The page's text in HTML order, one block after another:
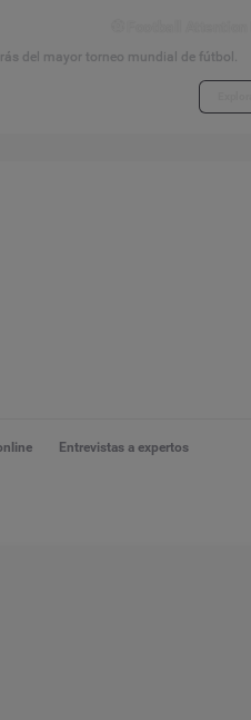
del mayor torneo mundial de fútbol.
Entrevistas a expertos